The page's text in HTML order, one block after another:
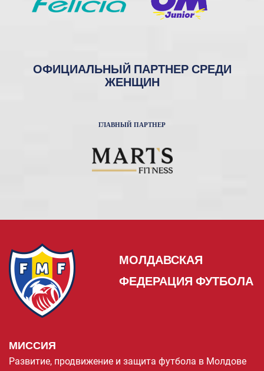
ОФИЦИАЛЬНЫЙ ПАРТНЕР СРЕДИ
ЖЕНЩИН
ГЛАВНЫЙ ПАРТНЕР
МОЛДАВСКАЯ
ФЕДЕРАЦИЯ ФУТБОЛА
МИССИЯ
Развитие, продвижение и защита футбола в Молдове